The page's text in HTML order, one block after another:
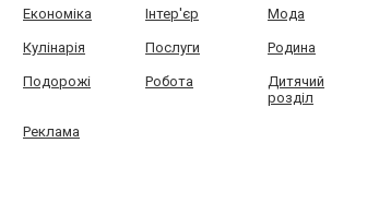
Економіка Інтер'єр Мода
Кулінарія Послуги Родина
Подорожі Робота
Дитячий
розділ
Реклама